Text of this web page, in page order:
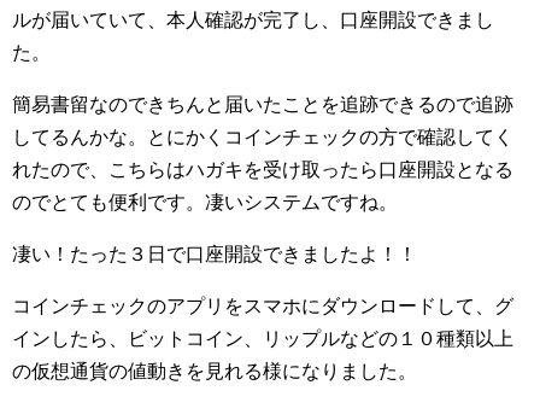
ルが届いていて、本人確認が完了し、口座開設できまし
た。
簡易書留なのできちんと届いたことを追跡できるので追跡
してるんかな。とにかくコインチェックの方で確認してく
れたので、こちらはハガキを受け取ったら口座開設となる
のでとても便利です。凄いシステムですね。
凄い！たった３日で口座開設できましたよ！！
コインチェックのアプリをスマホにダウンロードして、グ
インしたら、ビットコイン、リップルなどの１０種類以上
の仮想通貨の値動きを見れる様になりました。